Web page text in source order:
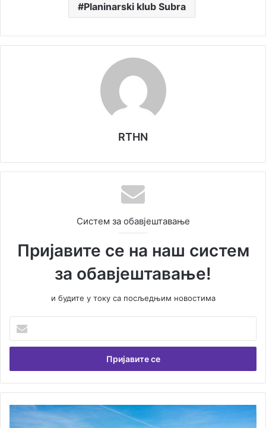
Planinarski klub Subra
RTHN
Систем за обавјештавање
Пријавите се на наш систем
за обавјештавање!
и будите у току са посљедњим новостима
е
и
т